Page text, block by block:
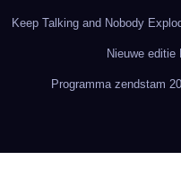
Keep Talking and Nobody
Nieuwe editie
Programma zendstam